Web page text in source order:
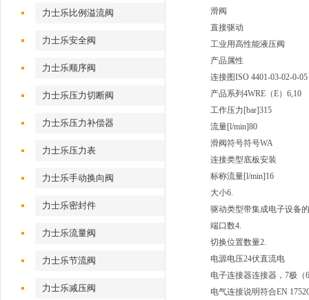
力士乐比例溢流阀
力士乐安全阀
力士乐顺序阀
力士乐压力切断阀
力士乐压力补偿器
力士乐压力表
力士乐手动换向阀
力士乐密封件
力士乐流量阀
力士乐节流阀
力士乐减压阀
滑阀
直接驱动
工业用高性能液压阀
产品属性
连接图ISO 4401-03-02-0-05
产品系列 4WRE（E）6,10
工作压力[bar]315
流量[l/min]80
滑阀符号符号WA
连接类型底板安装
标称流量[l/min]16
大小6.
驱动类型带集成电子设备
端口数4.
切换位置数量2.
电源电压24伏直流电
电子连接器连接器，7极（
电气连接说明符合EN